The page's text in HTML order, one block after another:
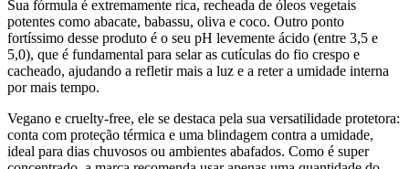
Sua fórmula é extremamente rica, recheada de óleos vegetais
potentes como abacate, babassu, oliva e coco. Outro ponto
fortíssimo desse produto é o seu pH levemente ácido (entre 3,5 e
5,0), que é fundamental para selar as cutículas do fio crespo e
cacheado, ajudando a refletir mais a luz e a reter a umidade interna
por mais tempo.
Vegano e cruelty-free, ele se destaca pela sua versatilidade protetora:
conta com proteção térmica e uma blindagem contra a umidade,
ideal para dias chuvosos ou ambientes abafados. Como é super